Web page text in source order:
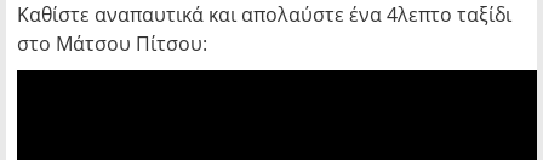
Καθίστε αναπαυτικά και απολαύστε ένα 4λεπτο ταξίδι
στο Μάτσου Πίτσου: